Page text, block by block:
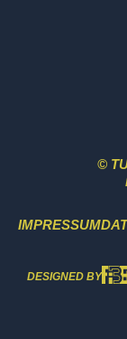
©
IMPRESSUM
DESIGNED BY